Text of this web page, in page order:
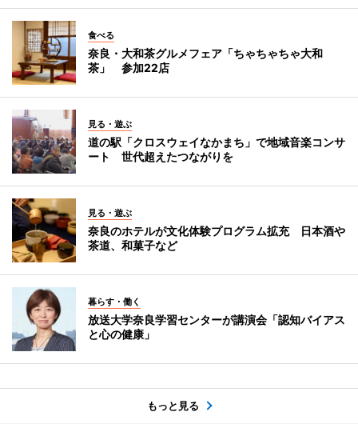
食べる
奈良・大和茶グルメフェア「ちゃちゃちゃ大和
茶」 参加22店
見る・遊ぶ
道の駅「クロスウェイなかまち」で地域音楽コンサ
ート 世代超えたつながりを
見る・遊ぶ
奈良のホテルが文化体験プログラム拡充 日本酒や
茶道、和菓子など
暮らす・働く
放送大学奈良学習センターが講演会「認知バイアス
と心の健康」
もっと見る